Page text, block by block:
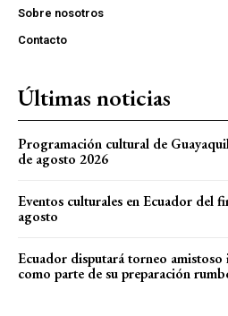
Sobre nosotros
Contacto
Últimas noticias
Programación cultural de
de agosto 2026
Eventos culturales en Ecuador del
agosto
Ecuador disputará torneo amistoso
como parte de su preparación